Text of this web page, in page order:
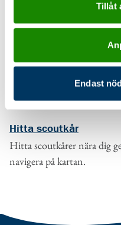
Tillåt
Endast
Hitta scoutkår
Hitta scoutkårer nära dig
navigera på kartan.